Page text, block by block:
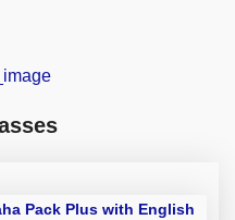
Pack Plus with English